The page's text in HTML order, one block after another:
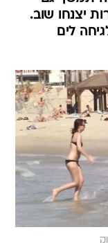
יצנחו שוב.
לים